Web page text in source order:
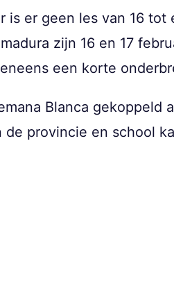
er geen les van 16 tot
zijn 16 en 17
een korte
Blanca gekoppeld
provincie en school